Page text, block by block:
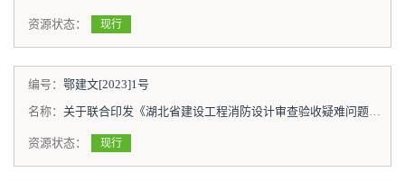
资源状态： 现行
编号： 鄂建文[2023]1号
名称： 关于联合印发《湖北省建设工程消防设计审查验收疑难问题技术指南（2022年版）》的通知
资源状态： 现行